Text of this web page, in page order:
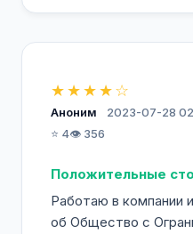
★★★★☆
Аноним
2023-07-28
⭐ 4👁️ 356
Положительные
Работаю в компании
об Общество с